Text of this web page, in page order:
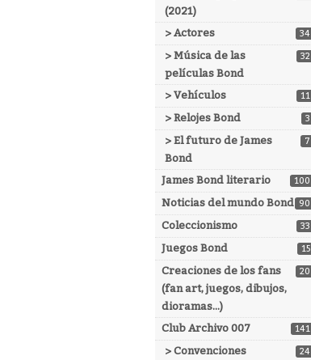
(2021)
34
> Actores
32
> Música de las
películas Bond
11
> Vehículos
3
> Relojes Bond
7
> El futuro de James
Bond
100
James Bond literario
90
Noticias del mundo Bond
33
Coleccionismo
15
Juegos Bond
20
Creaciones de los fans
(fan art, juegos, dibujos,
dioramas...)
141
Club Archivo 007
24
> Convenciones